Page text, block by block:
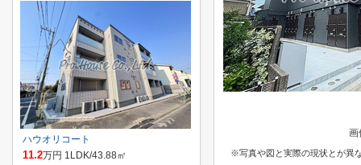
画
※写真や図と実際の現状とが異
ハウオリコート
11.2万円 1LDK/43.88㎡